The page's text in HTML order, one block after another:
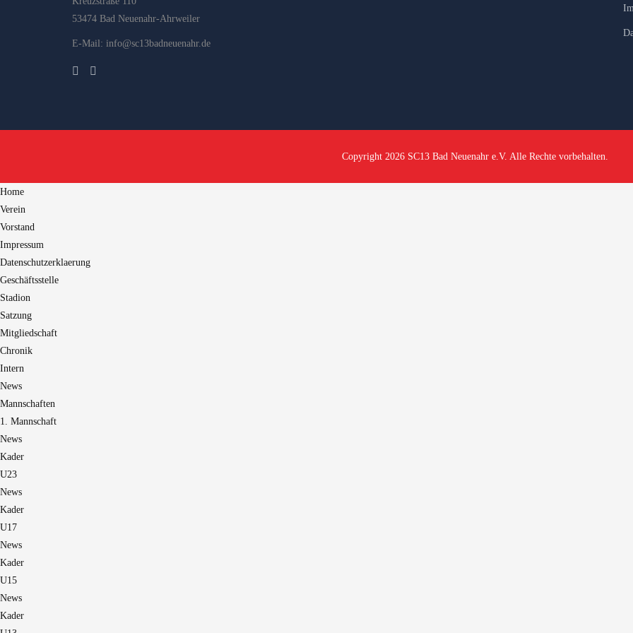
53474 Bad Neuenahr-Ahrweiler
E-Mail: info@sc13badneuenahr.de
Copyright 2026 SC13 Bad Neuenahr e.V. Alle Rechte vorbehalten.
Home
Verein
Vorstand
Impressum
Datenschutzerklaerung
Geschäftsstelle
Stadion
Satzung
Mitgliedschaft
Chronik
Intern
News
Mannschaften
1. Mannschaft
News
Kader
U23
News
Kader
U17
News
Kader
U15
News
Kader